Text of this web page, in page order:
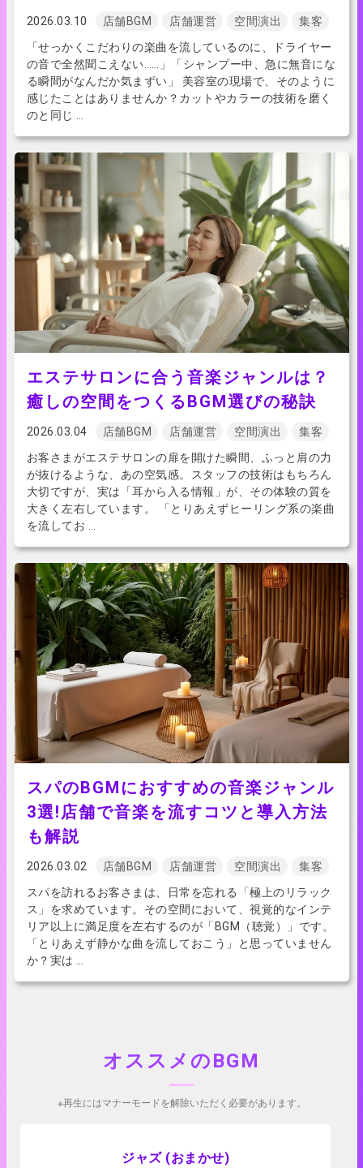
2026.03.10 店舗BGM 店舗運営 空間演出
集客
「せっかくこだわりの楽曲を流しているのに、ドライヤー
の音で全然聞こえない……」「シャンプー中、急に無音にな
る瞬間がなんだか気まずい」 美容室の現場で、そのように
感じたことはありませんか？カットやカラーの技術を磨く
のと同じ …
エステサロンに合う音楽ジャンルは？
癒しの空間をつくるBGM選びの秘訣
2026.03.04 店舗BGM 店舗運営 空間演出
集客
お客さまがエステサロンの扉を開けた瞬間、ふっと肩の力
が抜けるような、あの空気感。スタッフの技術はもちろん
大切ですが、実は「耳から入る情報」が、その体験の質を
大きく左右しています。 「とりあえずヒーリング系の楽曲
を流してお …
スパのBGMにおすすめの音楽ジャンル
3選!店舗で音楽を流すコツと導入方法
も解説
2026.03.02 店舗BGM 店舗運営 空間演出
集客
スパを訪れるお客さまは、日常を忘れる「極上のリラック
ス」を求めています。その空間において、視覚的なインテ
リア以上に満足度を左右するのが「BGM（聴覚）」です。
「とりあえず静かな曲を流しておこう」と思っていません
か？実は …
オススメのBGM
※再生にはマナーモードを解除いただく必要があります。
アプリで試聴
ジャズ (おまかせ)